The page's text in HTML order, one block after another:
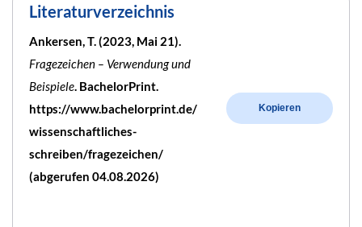
Literaturverzeichnis
Ankersen, T. (2023, Mai 21).
Fragezeichen – Verwendung und
Beispiele. BachelorPrint.
https://www.bachelorprint.de/
wissenschaftliches-
schreiben/fragezeichen/
(abgerufen 04.08.2026)
Kopieren